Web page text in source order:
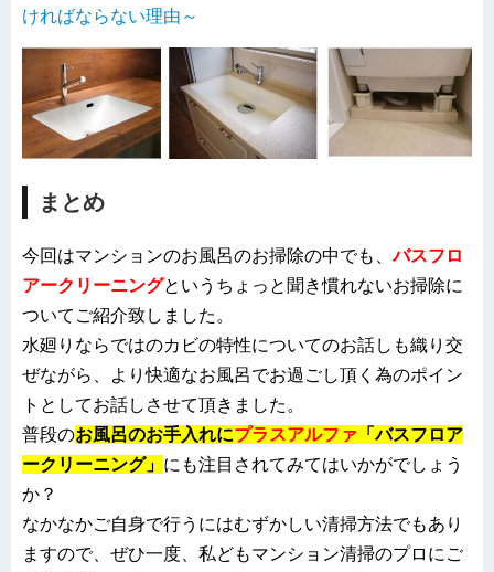
ければならない理由～
まとめ
今回はマンションのお風呂のお掃除の中でも、バスフロ
アークリーニングというちょっと聞き慣れないお掃除に
ついてご紹介致しました。
水廻りならではのカビの特性についてのお話しも織り交
ぜながら、より快適なお風呂でお過ごし頂く為のポイン
トとしてお話しさせて頂きました。
普段のお風呂のお手入れにプラスアルファ 「バスフロア
ークリーニング」 にも注目されてみてはいかがでしょう
か？
なかなかご自身で行うにはむずかしい清掃方法でもあり
ますので、ぜひ一度、私どもマンション清掃のプロにご